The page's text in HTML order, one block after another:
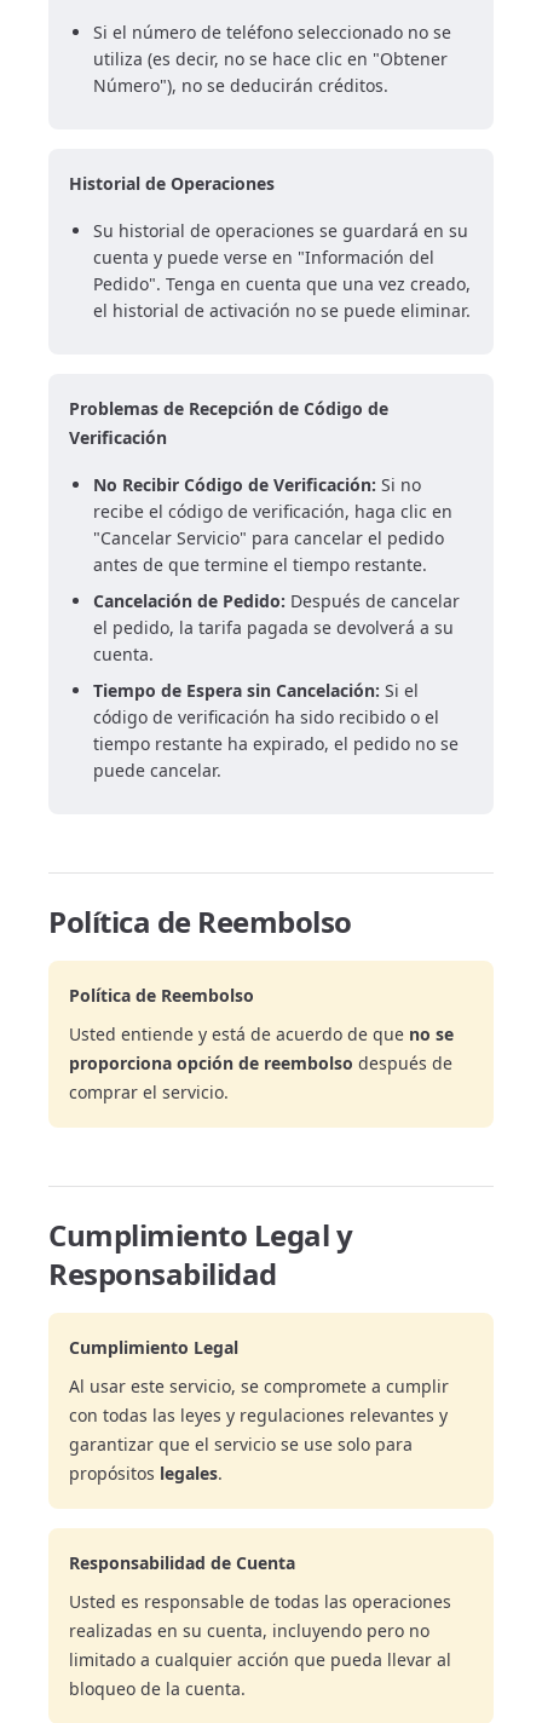
Si el número de teléfono seleccionado no se
utiliza (es decir, no se hace clic en "Obtener
Número"), no se deducirán créditos.
Historial de Operaciones
Su historial de operaciones se guardará en su
cuenta y puede verse en "Información del
Pedido". Tenga en cuenta que una vez creado,
el historial de activación no se puede eliminar.
Problemas de Recepción de Código de
Verificación
No Recibir Código de Verificación: Si no
recibe el código de verificación, haga clic en
"Cancelar Servicio" para cancelar el pedido
antes de que termine el tiempo restante.
Cancelación de Pedido: Después de cancelar
el pedido, la tarifa pagada se devolverá a su
cuenta.
Tiempo de Espera sin Cancelación: Si el
código de verificación ha sido recibido o el
tiempo restante ha expirado, el pedido no se
puede cancelar.
Política de Reembolso
Política de Reembolso
Usted entiende y está de acuerdo de que no se
proporciona opción de reembolso después de
comprar el servicio.
Cumplimiento Legal y
Responsabilidad
Cumplimiento Legal
Al usar este servicio, se compromete a cumplir
con todas las leyes y regulaciones relevantes y
garantizar que el servicio se use solo para
propósitos legales.
Responsabilidad de Cuenta
Usted es responsable de todas las operaciones
realizadas en su cuenta, incluyendo pero no
limitado a cualquier acción que pueda llevar al
bloqueo de la cuenta.